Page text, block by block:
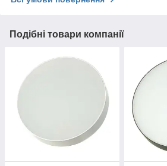
Подібні товари компанії